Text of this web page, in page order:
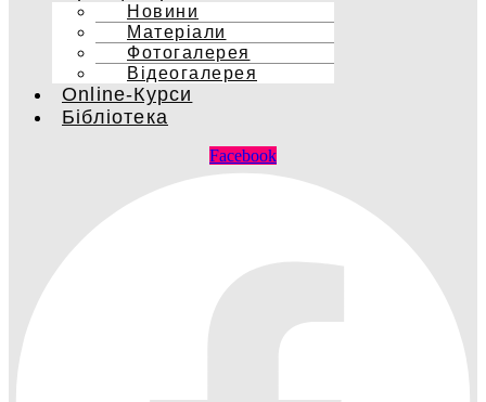
Новини
Матеріали
Фотогалерея
Відеогалерея
Online-Курси
Бібліотека
Facebook